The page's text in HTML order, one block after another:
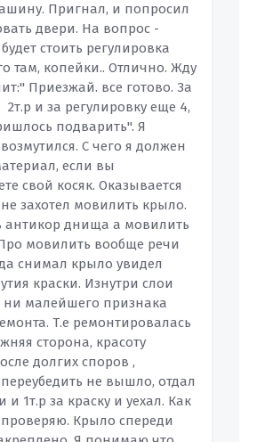
Пригнал, и попросил
двери. На вопрос -
стоить регулировка
там, копейки.. Отлично. Жду
Приезжай. все готово. За
2т.р и за регулировку еще 4,
подварить". Я
С чего я должен
если вы
свой косяк. Оказывается
захотел мовилить крыло.
антикор днища а мовилить
мовилить вообще речи
снимал крыло увидел
краски. Изнутри слои
малейшего признака
Т.е ремонтировалась
сторона, красоту
долгих споров ,
переубедить не вышло, отдал
и 1т.р за краску и уехал. Как
Крыло спереди